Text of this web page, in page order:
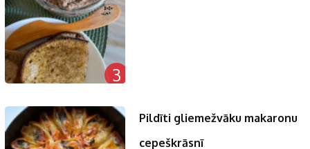
3
Pildīti gliemežvāku makaronu
cepeškrāsnī